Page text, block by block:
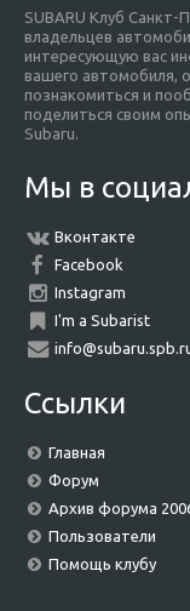
SUBARU Клуб
владельцев
интересующую вас
вашего автомобиля,
познакомиться и
поделиться своим
Subaru.
Мы в
Вконтакте
Facebook
Instagram
I'm a Subarist
Ссылки
Главная
Форум
Архив форума
Пользователи
Помощь клубу